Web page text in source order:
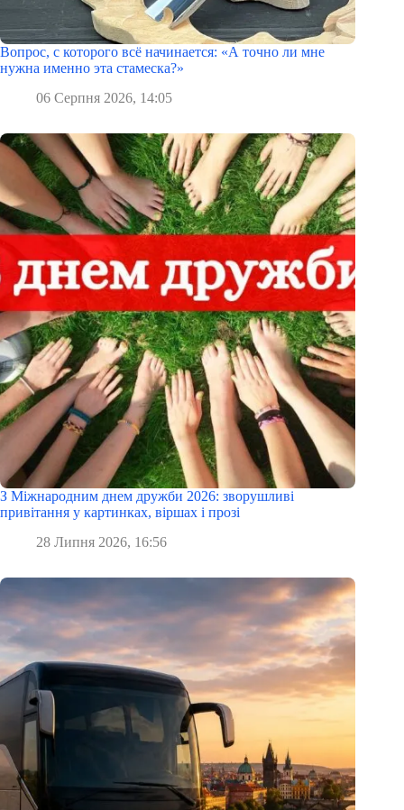
Вопрос, с которого всё начинается: «А точно ли мне
нужна именно эта стамеска?»
06 Серпня 2026, 14:05
З Міжнародним днем дружби 2026: зворушливі
привітання у картинках, віршах і прозі
28 Липня 2026, 16:56